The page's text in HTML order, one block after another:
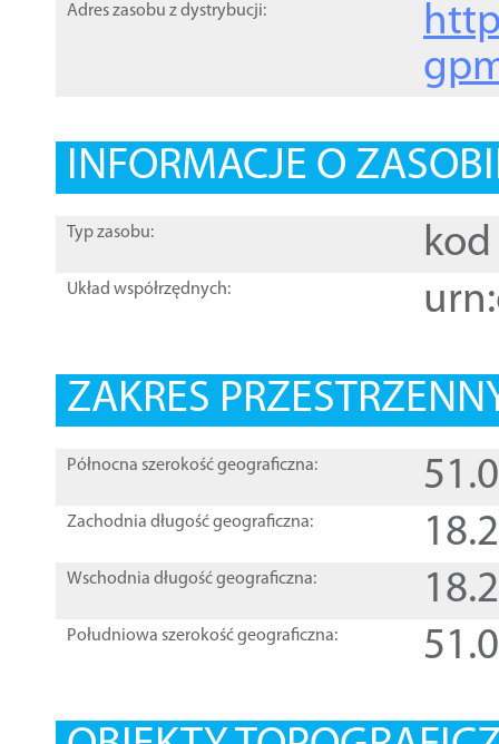
Adres zasobu z dystrybucji:
INFORMACJE O
Typ zasobu: kod
Układ współrzędnych:
ZAKRES
Północna szerokość geograficzna:
Zachodnia długość geograficzna:
Wschodnia długość geograficzna:
Południowa szerokość geograficzna: